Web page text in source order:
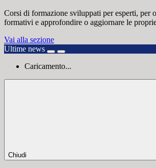
Corsi di formazione sviluppati per esperti, per
formativi e approfondire o aggiornare le
Vai alla sezione
Ultime news
Caricamento...
Chiudi